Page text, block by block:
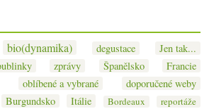
bio(dynamika) degustace
Jen tak...
zprávy Španělsko
Francie
oblíbené a vybrané
doporučené weby
Burgundsko Itálie Bordeaux reportáže